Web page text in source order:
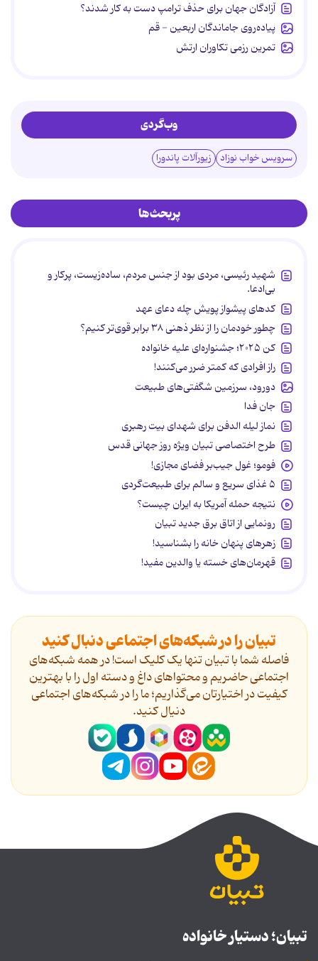
آزادگان جهان برای حذف ترامپ دست به کار شدند؟
پیاده‌روی جاماندگان اربعین - قم
تمرین رزمی تکاوران ارتش
وب‌گردی
سرویس خواب نوزاد زیورآلات پاندورا
پربحث‌ها
شهید رئیسی، مردی بود از جنس مردم، ساده‌زیست، پرکار و
بی‌ادعا.
کدهای پیشواز پویش چله دعای عهد
چطور خودمان را از نظر ذهنی ۳۸ برابر قوی‌تر کنیم؟
کن ۲۰۲۵؛ جشنواره‌ای علیه خانواده
راز افرادی که کمتر ضرر می‌کنند!
دورود، سرزمین شگفتی‌های طبیعت
جان فدا
نماز لیله الدفن برای شهدای بیت رهبری
طرح اختصاصی تبیان ویژه روز جهانی قدس
فومو؛ غول جیب‌بر فضای مجازی!
۵ غذای سریع و سالم برای طبیعت‌گردی
نتیجه حمله آمریکا به ایران چیست؟
رونمایی از اتاق برق جدید تبیان
زهرهای پنهان خانه را بشناسید!
قهرمان‌های خسته یا والدین مفید!
تبیان را در شبکه‌های اجتماعی دنبال کنید
فاصله شما با تبیان تنها یک کلیک است! در همه شبکه‌های
اجتماعی حاضریم و محتواهای داغ و دسته اول را با بهترین
کیفیت در اختیارتان می‌گذاریم؛ ما را در شبکه‌های اجتماعی
دنیال کنید.
تبیان؛ دستیار خانواده